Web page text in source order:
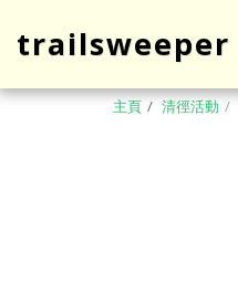
trailsweeper
主頁 清徑活動